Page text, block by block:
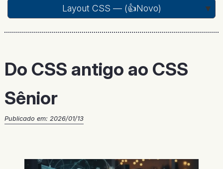
Layout CSS — (👍Novo)
Do CSS antigo ao CSS
Sênior
Publicado em: 2026/01/13